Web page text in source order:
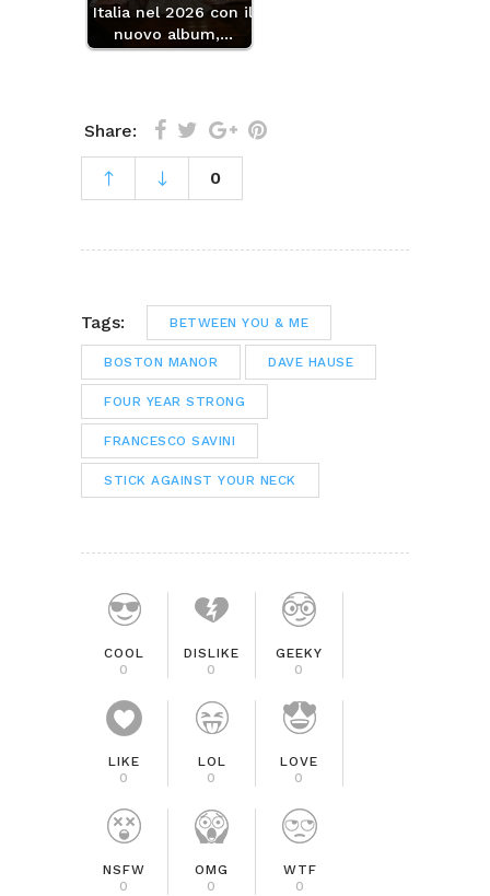
Italia nel 2026 con il
nuovo album,…
Share:
0
Tags: BETWEEN YOU & ME
BOSTON MANOR DAVE HAUSE
FOUR YEAR STRONG
FRANCESCO SAVINI
STICK AGAINST YOUR NECK
COOL
0
DISLIKE
0
GEEKY
0
LIKE
0
LOL
0
LOVE
0
NSFW
0
OMG
0
WTF
0